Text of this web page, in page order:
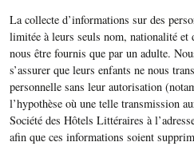
La collecte d’informations sur des
limitée à leurs seuls nom, nationalité et
nous être fournis que par un adulte.
s’assurer que leurs enfants ne nous
personnelle sans leur autorisation
l’hypothèse où une telle transmission
Société des Hôtels Littéraires à
afin que ces informations soient